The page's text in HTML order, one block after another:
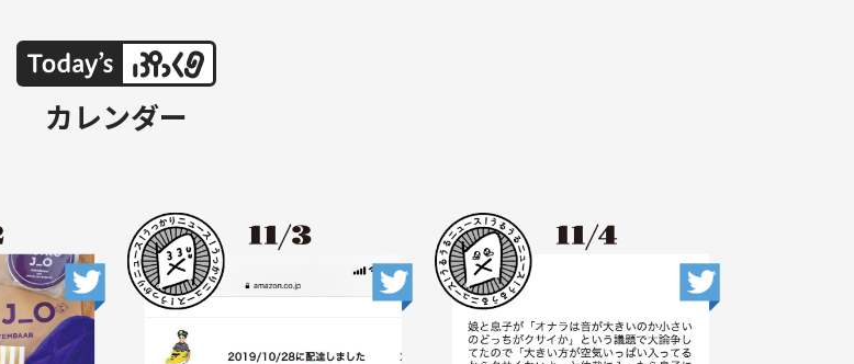
カレンダー